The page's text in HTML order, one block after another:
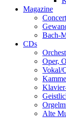
Magazine
Bach-
CDs
Oper,
Vokal/
Alte